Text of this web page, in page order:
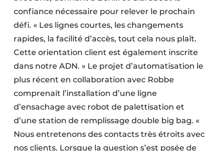
confiance nécessaire pour relever le prochain
défi. « Les lignes courtes, les changements
rapides, la facilité d’accès, tout cela nous plaît.
Cette orientation client est également inscrite
dans notre ADN. » Le projet d’automatisation le
plus récent en collaboration avec Robbe
comprenait l’installation d’une ligne
d’ensachage avec robot de palettisation et
d’une station de remplissage double big bag. «
Nous entretenons des contacts très étroits avec
nos clients. Lorsque la question s’est posée de